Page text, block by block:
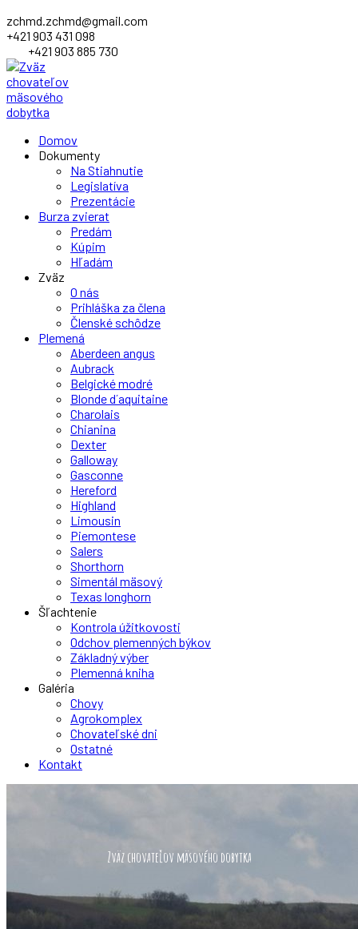
zchmd.zchmd@gmail.com
+421 903 431 098
+421 903 885 730
ProfileDomov
Dokumenty
Na Stiahnutie
Legislatíva
Prezentácie
Burza zvierat
Predám
Kúpim
Hľadám
Zväz
O nás
Prihláška za člena
Členské schôdze
Plemená
Aberdeen angus
Aubrack
Belgické modré
Blonde d´aquitaine
Charolais
Chianina
Dexter
Galloway
Gasconne
Hereford
Highland
Limousin
Piemontese
Salers
Shorthorn
Simentál mäsový
Texas longhorn
Šľachtenie
Kontrola úžitkovosti
Odchov plemenných býkov
Základný výber
Plemenná kniha
Galéria
Chovy
Agrokomplex
Chovateľské dni
Ostatné
Kontakt
Zväz chovateľov mäsového dobytka